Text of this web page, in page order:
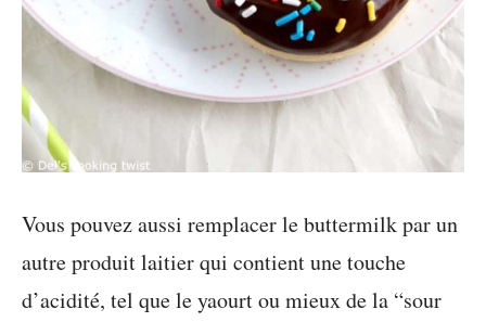
Vous pouvez aussi remplacer le buttermilk par un
autre produit laitier qui contient une touche
d’acidité, tel que le yaourt ou mieux de la “sour